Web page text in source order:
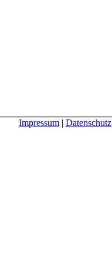
Impressum | Datenschutz